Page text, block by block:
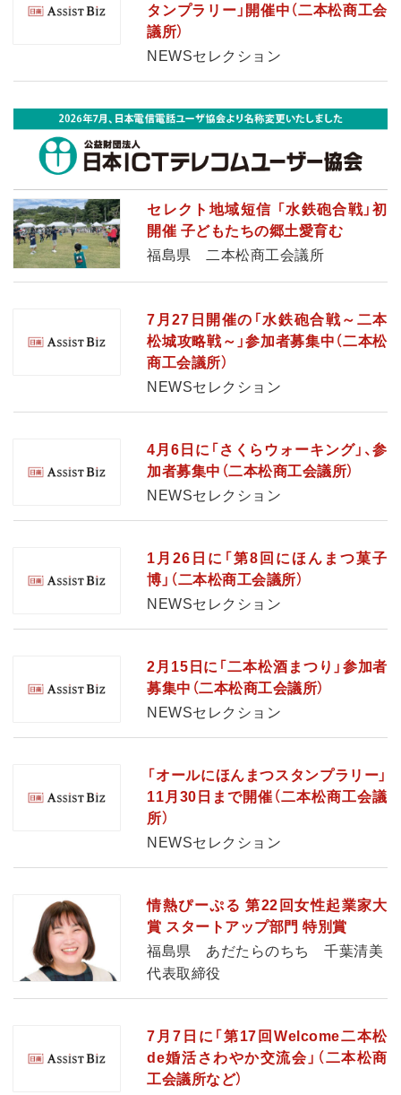
タンプラリー」開催中（二本松商工会
議所）
NEWSセレクション
セレクト地域短信 「水鉄砲合戦」初
開催 子どもたちの郷土愛育む
福島県 二本松商工会議所
7月27日開催の「水鉄砲合戦～二本
松城攻略戦～」参加者募集中（二本松
商工会議所）
NEWSセレクション
4月6日に「さくらウォーキング」、参
加者募集中（二本松商工会議所）
NEWSセレクション
1月26日に「第8回にほんまつ菓子
博」（二本松商工会議所）
NEWSセレクション
2月15日に「二本松酒まつり」参加者
募集中（二本松商工会議所）
NEWSセレクション
「オールにほんまつスタンプラリー」
11月30日まで開催（二本松商工会議
所）
NEWSセレクション
情熱ぴーぷる 第22回女性起業家大
賞 スタートアップ部門 特別賞
福島県 あだたらのちち 千葉清美
代表取締役
7月7日に「第17回Welcome二本松
de婚活さわやか交流会」（二本松商
工会議所など）